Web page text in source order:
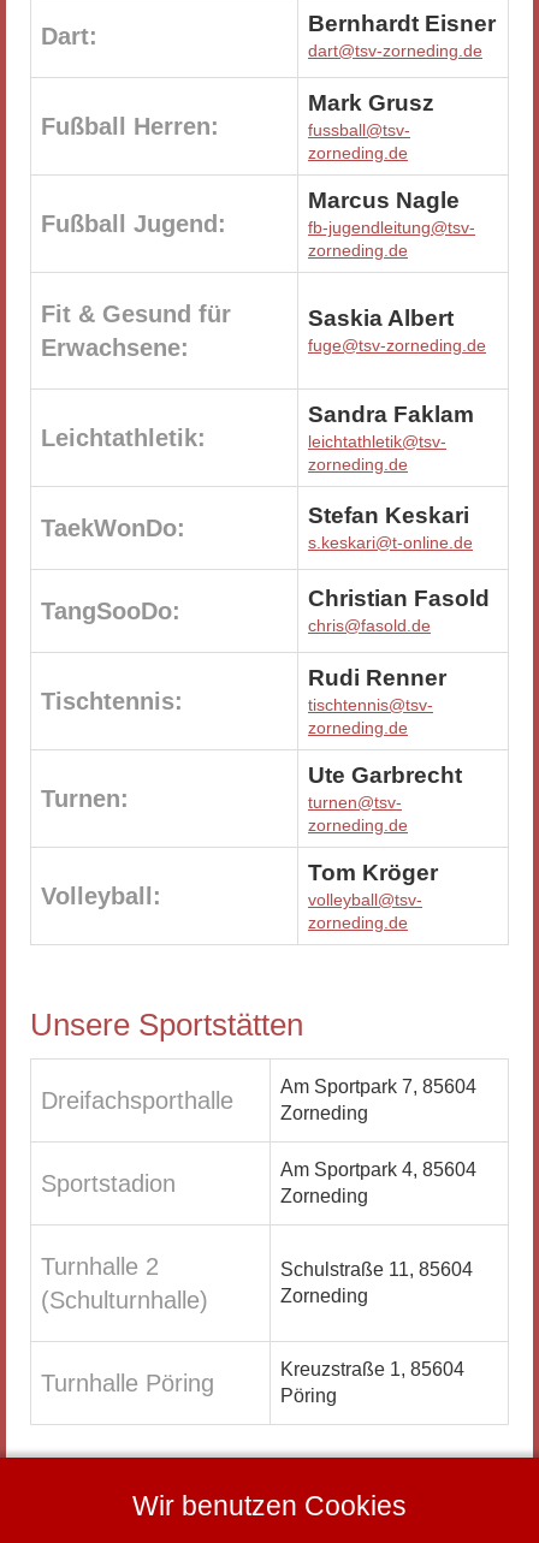
Dart: Bernhardt Eisner
dart@tsv-zorneding.de
Fußball Herren:
Mark Grusz
fussball@tsv-
zorneding.de
Fußball Jugend:
Marcus Nagle
fb-jugendleitung@tsv-
zorneding.de
Fit & Gesund für
Erwachsene:
Saskia Albert
fuge@tsv-zorneding.de
Leichtathletik:
Sandra Faklam
leichtathletik@tsv-
zorneding.de
TaekWonDo: Stefan Keskari
s.keskari@t-online.de
TangSooDo: Christian Fasold
chris@fasold.de
Tischtennis:
Rudi Renner
tischtennis@tsv-
zorneding.de
Turnen:
Ute Garbrecht
turnen@tsv-
zorneding.de
Volleyball:
Tom Kröger
volleyball@tsv-
zorneding.de
Unsere Sportstätten
Dreifachsporthalle
Am Sportpark 7, 85604
Zorneding
Sportstadion
Am Sportpark 4, 85604
Zorneding
Turnhalle 2
(Schulturnhalle)
Schulstraße 11, 85604
Zorneding
Turnhalle Pöring
Kreuzstraße 1, 85604
Pöring
Wir benutzen Cookies